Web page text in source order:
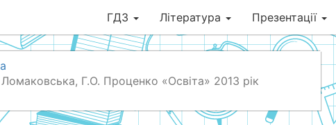
ГДЗ Література Презентації
Г.О. Проценко «Освіта» 2013 рік